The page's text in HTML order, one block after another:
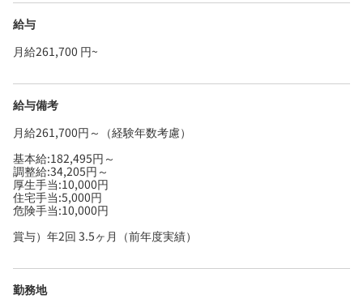
給与
月給261,700 円~
給与備考
月給261,700円～（経験年数考慮）
基本給:182,495円～
調整給:34,205円～
厚生手当:10,000円
住宅手当:5,000円
危険手当:10,000円
賞与）年2回 3.5ヶ月（前年度実績）
勤務地